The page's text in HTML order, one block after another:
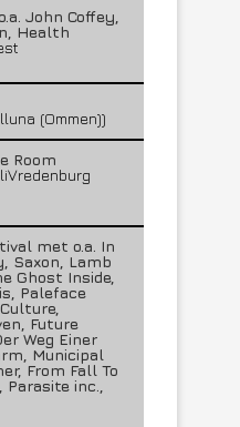
John Coffey,
Health
(Ommen))
Room
met o.a. In
Saxon, Lamb
Ghost Inside,
Paleface
Future
Weg Einer
Municipal
From Fall To
inc.,